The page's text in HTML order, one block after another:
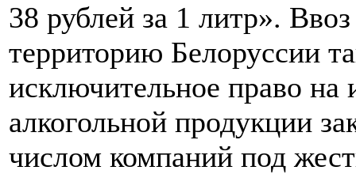
38 рублей за 1 литр».
территорию Белоруссии
исключительное право
алкогольной продукции
числом компаний под